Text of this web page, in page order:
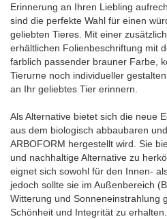
Erinnerung an Ihren Liebling
sind die perfekte Wahl für einen
geliebten Tieres. Mit einer
erhältlichen Folienbeschriftung mit
farblich passender brauner Farbe,
Tierurne noch individueller
an Ihr geliebtes Tier erinnern.
Als Alternative bietet sich die neue
aus dem biologisch abbaubaren
ARBOFORM hergestellt wird. Sie
und nachhaltige Alternative zu
eignet sich sowohl für den Innen-
jedoch sollte sie im Außenbereich
Witterung und Sonneneinstrahlung
Schönheit und Integrität zu